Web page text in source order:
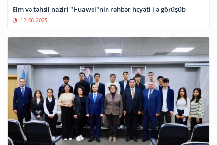
Elm və təhsil naziri "Huawei"nin rəhbər heyəti ilə görüşüb
12-06-2025